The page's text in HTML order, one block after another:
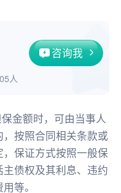
咨询我
人
金额时，可由当事人
按照合同相关条款或
保证方式按照一般保
债权及其利息、违约
等。